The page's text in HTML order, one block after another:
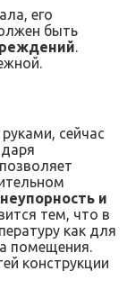
его
быть
.
сейчас
и
тем, что в
как для
помещения.
конструкции